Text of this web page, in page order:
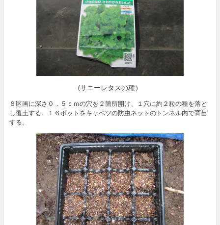
(サニーレタスの種）
８区画に深さ０．５ｃｍの穴を２箇所開け、１穴に約２粒の種を落と
し覆土する。１６ポットをキャベツの防虫ネットのトンネル内で育苗
する。